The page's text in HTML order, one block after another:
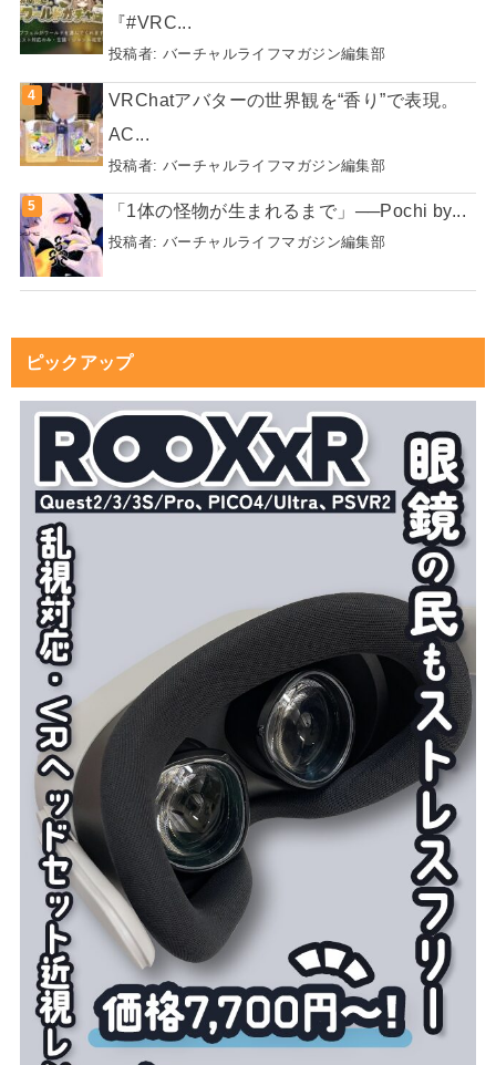
『#VRC...
投稿者: バーチャルライフマガジン編集部
VRChatアバターの世界観を“香り”で表現。
AC...
投稿者: バーチャルライフマガジン編集部
「1体の怪物が生まれるまで」──Pochi by...
投稿者: バーチャルライフマガジン編集部
ピックアップ